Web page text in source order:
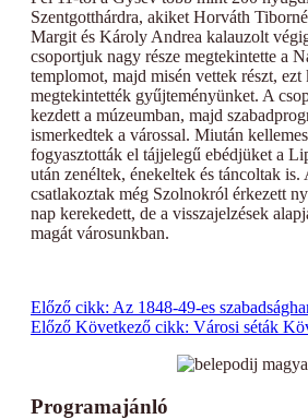
Szentgotthárdra, akiket Horváth
Margit és Károly Andrea kalauzolt
csoportjuk nagy része megtekintette a
templomot, majd misén vettek részt,
megtekintették gyűjteményünket. A
kezdett a múzeumban, majd
ismerkedtek a várossal. Miután
fogyasztották el tájjelegű ebédjüket a
után zenéltek, énekeltek és táncoltak is.
csatlakoztak még Szolnokról érkezett
nap kerekedett, de a visszajelzések
magát városunkban.
Előző cikk: Az 1848-49-es
Előző Következő cikk: Városi séták
Programajánló